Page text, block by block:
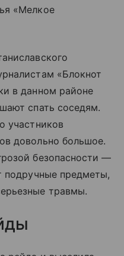
«Мелкое
«Блокнот
в данном районе
спать соседям.
участников
довольно большое.
безопасности —
подручные предметы,
травмы.